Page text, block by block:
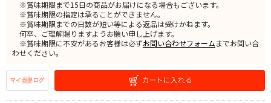
※賞味期限まで15日の商品がお届けになる場合もございます。
※賞味期限の指定は承ることができません。
※賞味期限までの日数が短い等による返品は受けかねます。
何卒、ご理解賜りますようお願い申し上げます。
※賞味期限に不安があるお客様は必ずお問い合わせフォームまでお問い合
わせください。